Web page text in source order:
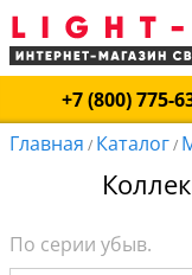
+7 (800) 775-
Главная / Каталог/